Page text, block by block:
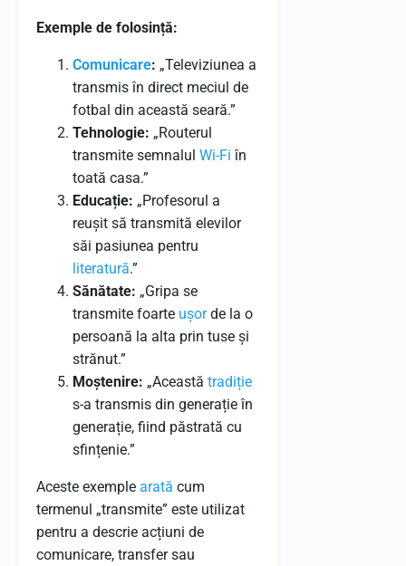
Exemple de folosință:
Comunicare: „Televiziunea a
transmis în direct meciul de
fotbal din această seară.”
Tehnologie: „Routerul
transmite semnalul Wi-Fi în
toată casa.”
Educație: „Profesorul a
reușit să transmită elevilor
săi pasiunea pentru
literatură.”
Sănătate: „Gripa se
transmite foarte ușorde la o
persoană la alta prin tuse și
strănut.”
Moștenire: „Această tradiție
s-a transmis din generație în
generație, fiind păstrată cu
sfințenie.”
Aceste exemple arată cum
termenul „transmite” este utilizat
pentru a descrie acțiuni de
comunicare, transfer sau